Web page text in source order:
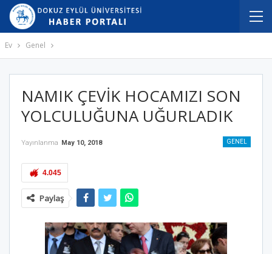
Ev Genel
NAMIK ÇEVİK HOCAMIZI SON
YOLCULUĞUNA UĞURLADIK
GENEL
Yayınlanma May 10, 2018
4.045
Paylaş